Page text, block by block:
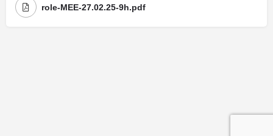
role-MEE-27.02.25-9h.pdf